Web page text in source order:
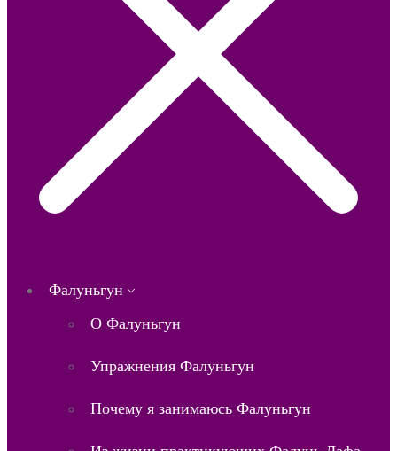
Фалуньгун
О Фалуньгун
Упражнения Фалуньгун
Почему я занимаюсь Фалуньгун